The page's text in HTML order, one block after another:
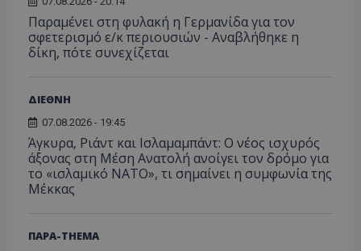
Παραμένει στη φυλακή η Γερμανίδα για τον
σφετερισμό ε/κ περιουσιών - Αναβλήθηκε η
δίκη, πότε συνεχίζεται
ΔΙΕΘΝΗ
07.08.2026 - 19:45
Άγκυρα, Ριάντ και Ισλαμαμπάντ: Ο νέος ισχυρός
άξονας στη Μέση Ανατολή ανοίγει τον δρόμο για
το «ισλαμικό ΝΑΤΟ», τι σημαίνει η συμφωνία της
Μέκκας
ΠΑΡΑ-THEMA
_ga_J7RS52TMNC
.tothemaonline.com
1 χρόνος 1
μήνας
από το